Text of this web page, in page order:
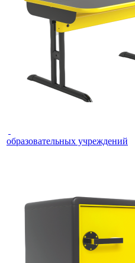
образовательных учреждений